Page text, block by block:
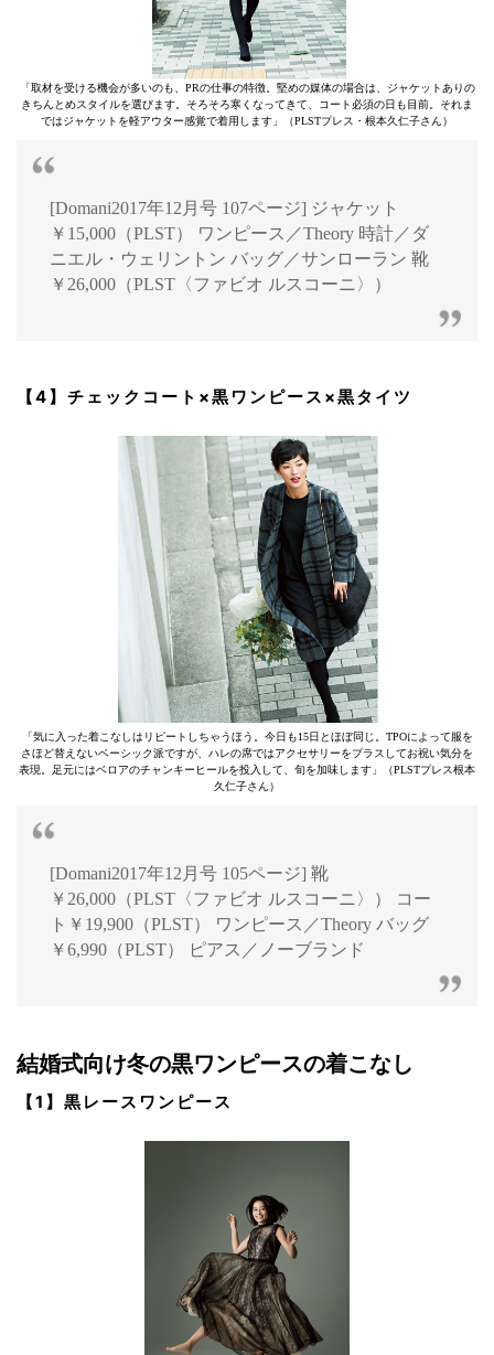
「取材を受ける機会が多いのも、PRの仕事の特徴。堅めの媒体の場合は、ジャケットありの
きちんとめスタイルを選びます。そろそろ寒くなってきて、コート必須の日も目前。それま
ではジャケットを軽アウター感覚で着用します」（PLSTプレス・根本久仁子さん）
[Domani2017年12月号 107ページ] ジャケット
￥15,000（PLST） ワンピース／Theory 時計／ダ
ニエル・ウェリントン バッグ／サンローラン 靴
￥26,000（PLST〈ファビオ ルスコーニ〉）
【4】チェックコート×黒ワンピース×黒タイツ
「気に入った着こなしはリピートしちゃうほう。今日も15日とほぼ同じ。TPOによって服を
さほど替えないベーシック派ですが、ハレの席ではアクセサリーをプラスしてお祝い気分を
表現。足元にはベロアのチャンキーヒールを投入して、旬を加味します」（PLSTプレス根本
久仁子さん）
[Domani2017年12月号 105ページ] 靴
￥26,000（PLST〈ファビオ ルスコーニ〉） コー
ト￥19,900（PLST） ワンピース／Theory バッグ
￥6,990（PLST） ピアス／ノーブランド
結婚式向け冬の黒ワンピースの着こなし
【1】黒レースワンピース